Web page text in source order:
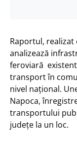
Raportul, realizat
analizează
feroviară
transport în
nivel național.
Napoca,
transportului
județe la un loc.